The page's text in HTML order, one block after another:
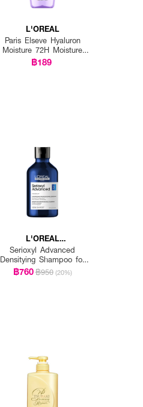
L'OREAL
Paris Elseve Hyaluron
Moisture 72H Moisture
Filling Shampoo
฿189
L'OREAL
PROFESSIONNEL
Serioxyl Advanced
Densitying Shampoo for
Thinning Hair
฿760฿950 (20%)